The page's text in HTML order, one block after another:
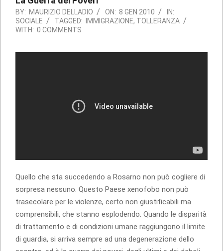
BY: MAURIZIO DELLADIO ON: 8 GEN 2010
IN:
SOCIALE
TAGGED: IMMIGRAZIONE, TOLLERANZA
WITH: 0 COMMENTS
Quello che sta succedendo a Rosarno non può cogliere di
sorpresa nessuno. Questo Paese xenofobo non può
trasecolare per le violenze, certo non giustificabili ma
comprensibili, che stanno esplodendo. Quando le disparità
di trattamento e di condizioni umane raggiungono il limite
di guardia, si arriva sempre ad una degenerazione dello